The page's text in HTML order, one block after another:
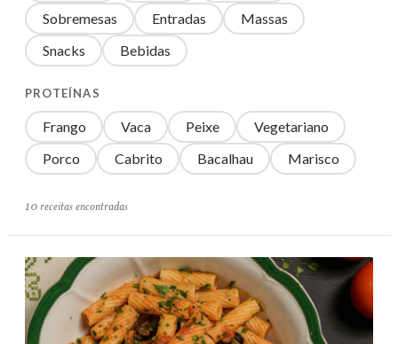
Sobremesas
Entradas
Massas
Snacks
Bebidas
PROTEÍNAS
Frango Vaca Peixe
Vegetariano
Porco
Cabrito Bacalhau Marisco
10 receitas encontradas